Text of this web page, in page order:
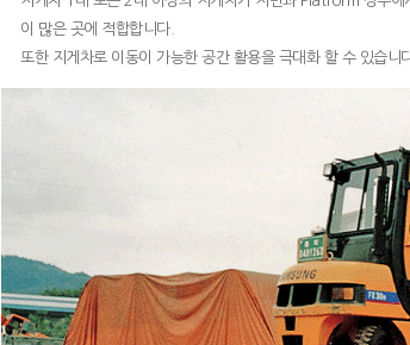
이 많은 곳에 적합합니다.
또한 지게차로 이동이 가능한 공간 활용을 극대화 할 수 있습니